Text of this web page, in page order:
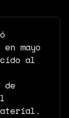
mayo
al